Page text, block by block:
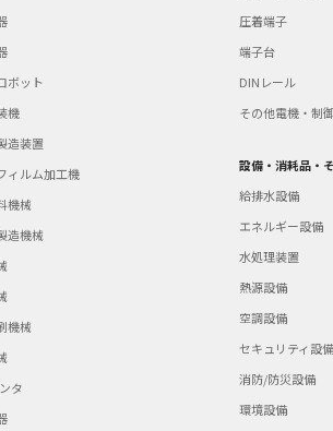
ボット
機
造装置
ィルム加工機
機械
造機械
機械
タ
圧着端子
端子台
DINレール
その他電機・制御
設備・消耗品・
給排水設備
エネルギー設備
水処理装置
熱源設備
空調設備
セキュリティ設備
消防/防災設備
環境設備